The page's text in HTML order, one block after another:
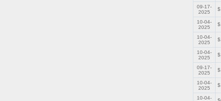
09-17-
2025
10-04-
2025
10-04-
2025
10-04-
2025
09-17-
2025
10-04-
2025
10-04-